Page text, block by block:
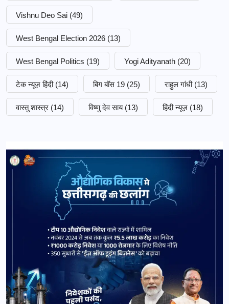
Vishnu Deo Sai (49)
West Bengal Election 2026 (13)
West Bengal Politics (19) Yogi Adityanath (20)
टेक न्यूज़ हिंदी (14) बिग बॉस 19 (25) राहुल गांधी (13)
वास्तु शास्त्र (14) विष्णु देव साय (13) हिंदी न्यूज़ (18)